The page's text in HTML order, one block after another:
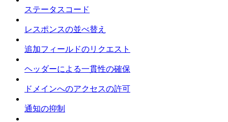
ステータスコード
レスポンスの並べ替え
追加フィールドのリクエスト
ヘッダーによる一貫性の確保
ドメインへのアクセスの許可
通知の抑制